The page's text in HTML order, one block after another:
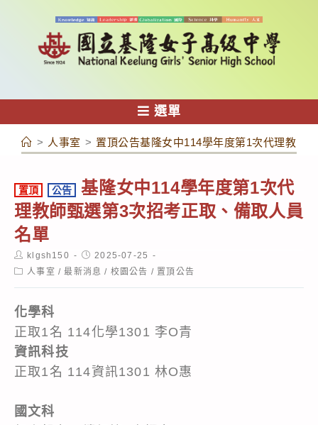
容
選單
> 人事室 > 置頂公告基隆女中114學年度第1次代理教師
置頂 公告
基隆女中114學年度第1次代
理教師甄選第3次招考正取、備取人員
名單
Post
author:
klgsh150
Post
published:
2025-07-25
Post人事室 / 最新消息 / 校園公告 / 置頂公告
化學科
正取1名 114化學1301 李O青
資訊科技
正取1名 114資訊1301 林O惠
國文科